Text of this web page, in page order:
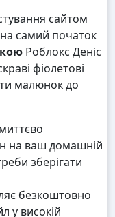
сайтом
самий початок
Роблокс Деніс
фіолетові
малюнок до
на ваш домашній
зберігати
безкоштовно
у високій